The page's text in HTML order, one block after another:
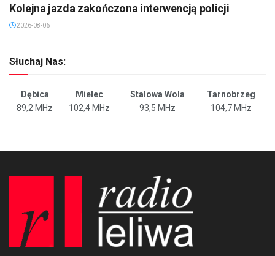
Kolejna jazda zakończona interwencją policji
2026-08-06
Słuchaj Nas:
Dębica Mielec Stalowa Wola
Tarnobrzeg
89,2 MHz
102,4 MHz 93,5 MHz 104,7 MHz